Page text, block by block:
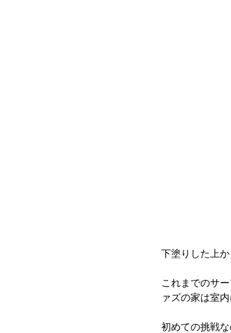
下塗りした上
これまでのサ
ァズの家は室
初めての挑戦